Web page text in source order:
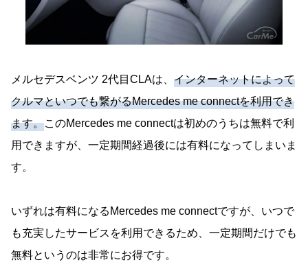
メルセデスベンツ 2代目CLAは、 インターネットによって
クルマといつでも繋がるMercedes me connectを利用でき
ます。このMercedes me connectは初めのうちは無料で利
用できますが、一定期間経過後には有料になってしまいま
す。
いずれは有料になるMercedes me connectですが、いつで
も充実したサービスを利用できるため、一定期間だけでも
無料というのは非常にお得です。